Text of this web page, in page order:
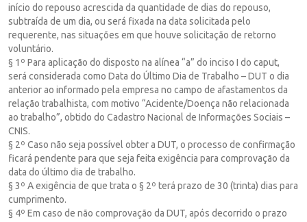
início do repouso acrescida da quantidade de dias do repouso,
subtraída de um dia, ou será fixada na data solicitada pelo
requerente, nas situações em que houve solicitação de retorno
voluntário.
§ 1º Para aplicação do disposto na alínea “a” do inciso I do caput,
será considerada como Data do Último Dia de Trabalho – DUT o dia
anterior ao informado pela empresa no campo de afastamentos da
relação trabalhista, com motivo “Acidente/Doença não relacionada
ao trabalho”, obtido do Cadastro Nacional de Informações Sociais –
CNIS.
§ 2º Caso não seja possível obter a DUT, o processo de confirmação
ficará pendente para que seja feita exigência para comprovação da
data do último dia de trabalho.
§ 3º A exigência de que trata o § 2º terá prazo de 30 (trinta) dias para
cumprimento.
§ 4º Em caso de não comprovação da DUT, após decorrido o prazo